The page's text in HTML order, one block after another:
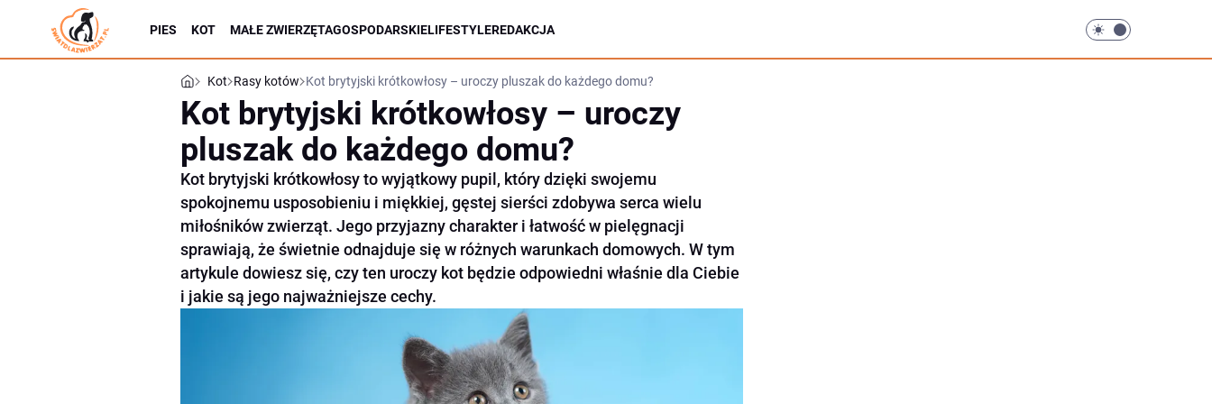
PIES KOT MAŁE ZWIERZĘTAGOSPODARSKIELIFESTYLEREDAKCJA
Kot Rasy kotów Kot brytyjski krótkowłosy – uroczy pluszak do każdego domu?
Kot brytyjski krótkowłosy – uroczy
pluszak do każdego domu?
Kot brytyjski krótkowłosy to wyjątkowy pupil, który dzięki swojemu
spokojnemu usposobieniu i miękkiej, gęstej sierści zdobywa serca wielu
miłośników zwierząt. Jego przyjazny charakter i łatwość w pielęgnacji
sprawiają, że świetnie odnajduje się w różnych warunkach domowych. W tym
artykule dowiesz się, czy ten uroczy kot będzie odpowiedni właśnie dla Ciebie
i jakie są jego najważniejsze cechy.